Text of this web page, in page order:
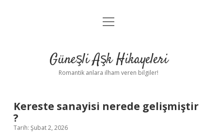
Anasayfa
Yasal Uyarı
menüyü
Güneşli Aşk Hikayeleri
Romantik anlara ilham veren bilgiler!
Kereste sanayisi nerede gelişmiştir
?
Tarih: Şubat 2, 2026